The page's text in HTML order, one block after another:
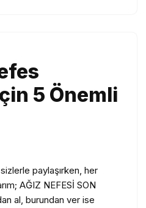
5 Önemli
paylaşırken, her
AĞIZ NEFESİ SON
al, burundan ver ise